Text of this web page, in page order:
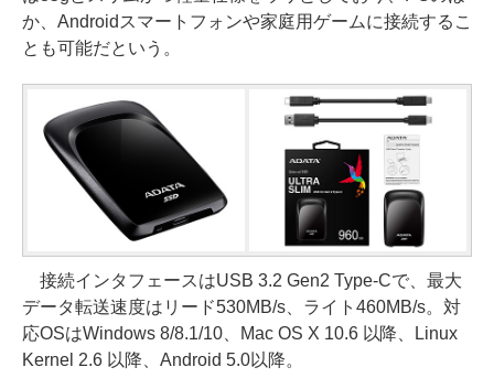
か、Androidスマートフォンや家庭用ゲームに接続するこ
とも可能だという。
接続インタフェースはUSB 3.2 Gen2 Type-Cで、最大
データ転送速度はリード530MB/s、ライト460MB/s。対
応OSはWindows 8/8.1/10、Mac OS X 10.6 以降、Linux
Kernel 2.6 以降、Android 5.0以降。